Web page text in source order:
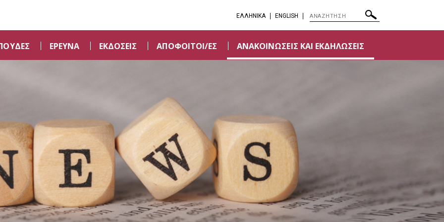
EΛΛΗΝΙΚΑ ENGLISH
ΕΡΕΥΝΑ ΕΚΔΟΣΕΙΣ ΑΠΟΦΟΙΤΟΙ/ΕΣ ΑΝΑΚΟΙΝΩΣΕΙΣ ΚΑΙ ΕΚΔΗΛΩΣΕΙΣ